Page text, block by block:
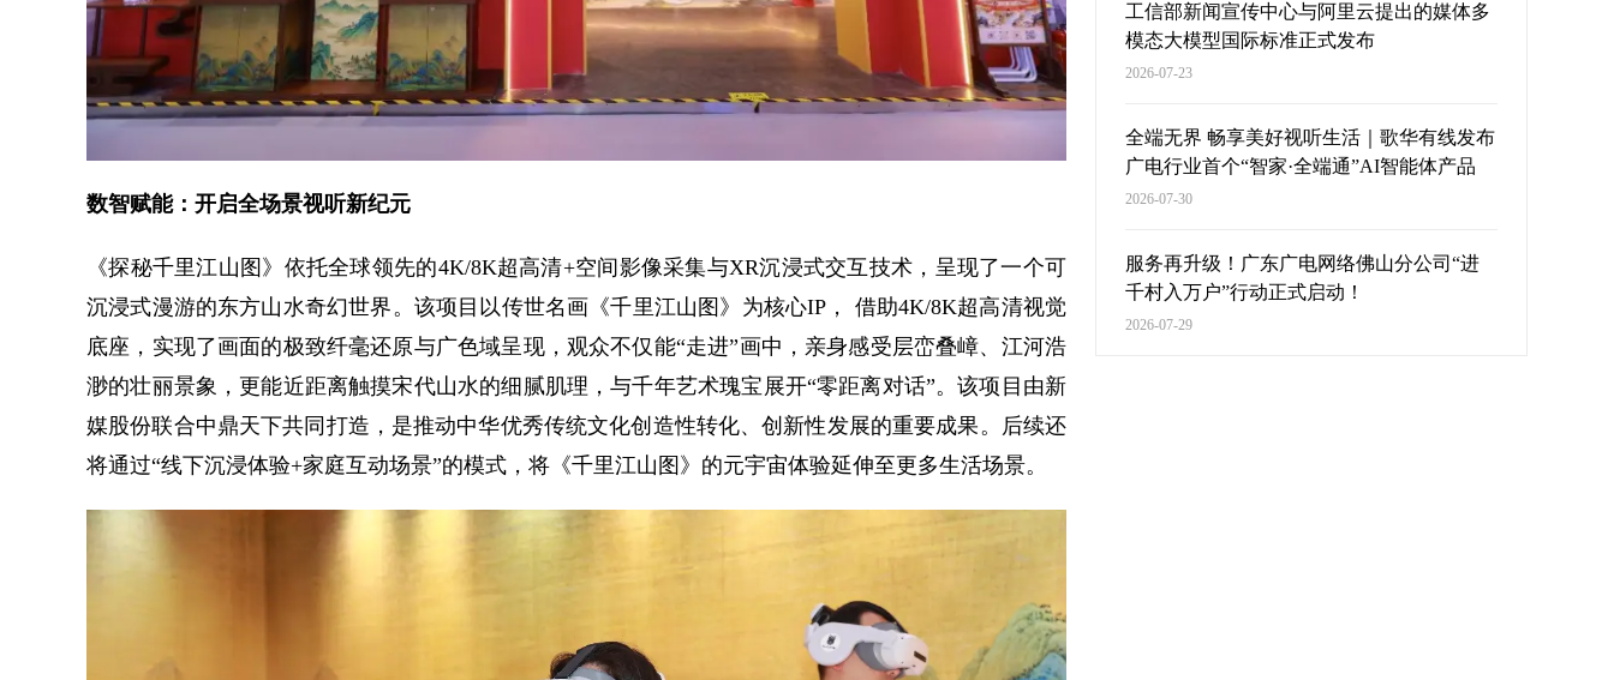
数智赋能：开启全场景视听新纪元
《探秘千里江山图》依托全球领先的4K/8K超高清+空间影像采集与XR沉浸式交互技术，呈现了一个可
沉浸式漫游的东方山水奇幻世界。该项目以传世名画《千里江山图》为核心IP， 借助4K/8K超高清视觉
底座，实现了画面的极致纤毫还原与广色域呈现，观众不仅能“走进”画中，亲身感受层峦叠嶂、江河浩
渺的壮丽景象，更能近距离触摸宋代山水的细腻肌理，与千年艺术瑰宝展开“零距离对话”。该项目由新
媒股份联合中鼎天下共同打造，是推动中华优秀传统文化创造性转化、创新性发展的重要成果。后续还
将通过“线下沉浸体验+家庭互动场景”的模式，将《千里江山图》的元宇宙体验延伸至更多生活场景。
工信部新闻宣传中心与阿里云提出的媒体多
模态大模型国际标准正式发布
2026-07-23
全端无界 畅享美好视听生活｜歌华有线发布
广电行业首个“智家·全端通”AI智能体产品
2026-07-30
服务再升级！广东广电网络佛山分公司“进
千村入万户”行动正式启动！
2026-07-29